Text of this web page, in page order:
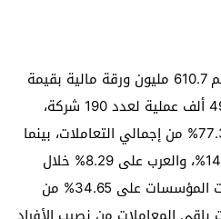
وبلغ حجم التداول على الأسهم 610.7 مليون ورقة مالية بقيمة
1.12 مليار جنيه، عبر تنفيذ 49.3 ألف عملية لعدد 190 شركة،
وسجلت تعاملات المصريين 77.31% من إجمالي التعاملات، بينما
استحوذ الأجانب على نسبة 14.4%، والعرب على 8.29% خلال
جلسة تداول اليوم، واستحوذت المؤسسات على 34.65% من